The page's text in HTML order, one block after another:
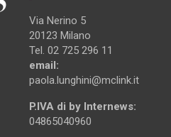
Via Nerino 5
20123 Milano
Tel. 02 725 296 11
email:
paola.lunghini@mclink.it
P.IVA di by Internews:
04865040960